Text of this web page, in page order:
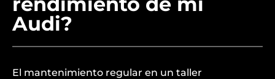
Audi?
El mantenimiento regular en un taller